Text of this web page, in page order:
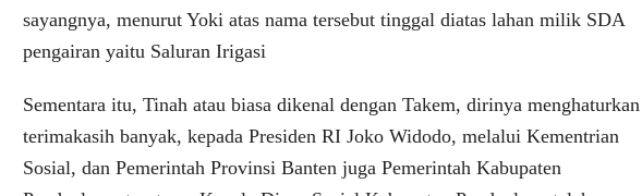
sayangnya, menurut Yoki atas nama tersebut tinggal diatas lahan milik SDA
pengairan yaitu Saluran Irigasi
Sementara itu, Tinah atau biasa dikenal dengan Takem, dirinya menghaturkan
terimakasih banyak, kepada Presiden RI Joko Widodo, melalui Kementrian
Sosial, dan Pemerintah Provinsi Banten juga Pemerintah Kabupaten